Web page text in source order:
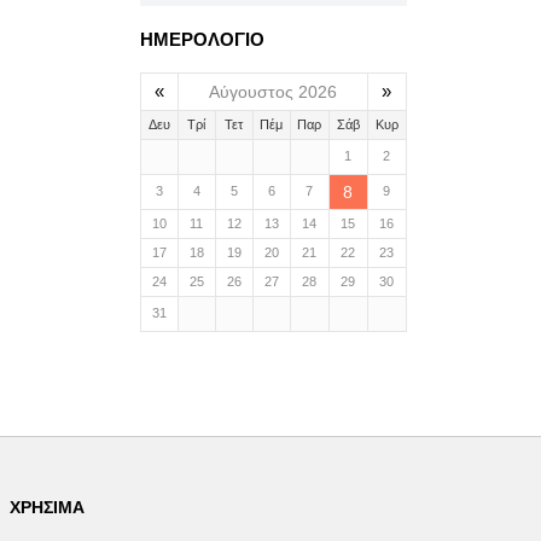
ΗΜΕΡΟΛΟΓΙΟ
« Αύγουστος 2026 »
Δευ Τρί Τετ Πέμ Παρ Σάβ Κυρ
1 2
3 4 5 6 7 8 9
10 11 12 13 14 15
16
17
18 19 20 21 22
23
24
25 26 27 28 29 30
31
ΧΡΉΣΙΜΑ